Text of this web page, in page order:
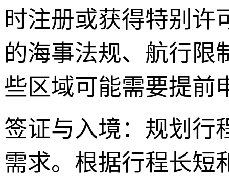
时注册或获得特别许
的海事法规、航行限
些区域可能需要提前
签证与入境：规划行
需求。根据行程长短